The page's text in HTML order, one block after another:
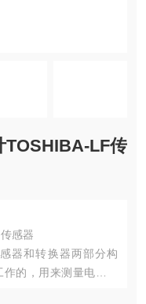
TOSHIBA-LF传
感器
器和转换器两部分构
的，用来测量电导率